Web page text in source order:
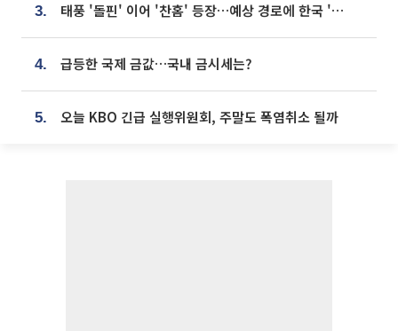
3. 태풍 '돌핀' 이어 '찬홈' 등장…예상 경로에 한국 '한숨'
4. 급등한 국제 금값…국내 금시세는?
5. 오늘 KBO 긴급 실행위원회, 주말도 폭염취소 될까